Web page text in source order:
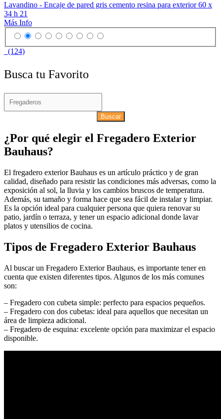
Lavandino - Encaje de pared gris cemento resina para exterior 60 x
34 h 21
Más Info
(124)
Busca tu Favorito
Buscar
¿Por qué elegir el Fregadero Exterior
Bauhaus?
El fregadero exterior Bauhaus es un artículo práctico y de gran
calidad, diseñado para resistir las condiciones más adversas, como la
exposición al sol, la lluvia y los cambios bruscos de temperatura.
Además, su tamaño y forma hace que sea fácil de instalar y limpiar.
Es la opción ideal para cualquier persona que quiera renovar su
patio, jardín o terraza, y tener un espacio adicional donde lavar
platos y utensilios de cocina.
Tipos de Fregadero Exterior Bauhaus
Al buscar un Fregadero Exterior Bauhaus, es importante tener en
cuenta que existen diferentes tipos. Algunos de los más comunes
son:
– Fregadero con cubeta simple: perfecto para espacios pequeños.
– Fregadero con dos cubetas: ideal para aquellos que necesitan un
área de limpieza adicional.
– Fregadero de esquina: excelente opción para maximizar el espacio
disponible.